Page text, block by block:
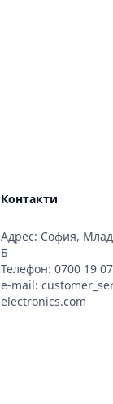
Контакти
Адрес: София,
Б
Телефон: 0700 19
e-mail:
electronics.com